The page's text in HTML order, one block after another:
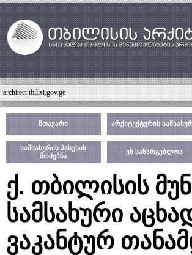
architect.tbilisi.gov.ge
მთავარი არქიტექტურის
სამსახურის პასუხის
მოძებნა
ეს სასარგებლოა
ქ. თბილისის
სამსახური
ვაკანტურ